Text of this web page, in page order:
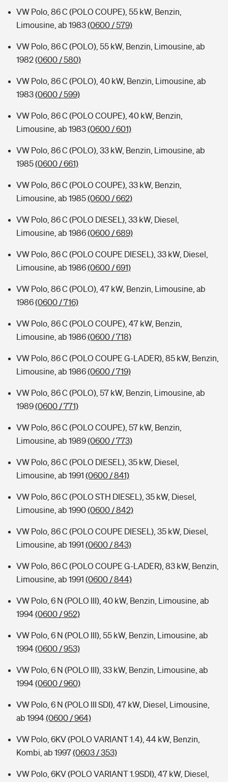
VW Polo, 86 C (POLO COUPE), 55 kW, Benzin,
Limousine, ab 1983(0600 / 579)
VW Polo, 86 C (POLO), 55 kW, Benzin, Limousine, ab
1982(0600 / 580)
VW Polo, 86 C (POLO), 40 kW, Benzin, Limousine, ab
1983(0600 / 599)
VW Polo, 86 C (POLO COUPE), 40 kW, Benzin,
Limousine, ab 1983(0600 / 601)
VW Polo, 86 C (POLO), 33 kW, Benzin, Limousine, ab
1985(0600 / 661)
VW Polo, 86 C (POLO COUPE), 33 kW, Benzin,
Limousine, ab 1985(0600 / 662)
VW Polo, 86 C (POLO DIESEL), 33 kW, Diesel,
Limousine, ab 1986(0600 / 689)
VW Polo, 86 C (POLO COUPE DIESEL), 33 kW, Diesel,
Limousine, ab 1986(0600 / 691)
VW Polo, 86 C (POLO), 47 kW, Benzin, Limousine, ab
1986(0600 / 716)
VW Polo, 86 C (POLO COUPE), 47 kW, Benzin,
Limousine, ab 1986(0600 / 718)
VW Polo, 86 C (POLO COUPE G-LADER), 85 kW, Benzin,
Limousine, ab 1986(0600 / 719)
VW Polo, 86 C (POLO), 57 kW, Benzin, Limousine, ab
1989(0600 / 771)
VW Polo, 86 C (POLO COUPE), 57 kW, Benzin,
Limousine, ab 1989(0600 / 773)
VW Polo, 86 C (POLO DIESEL), 35 kW, Diesel,
Limousine, ab 1991 (0600 / 841)
VW Polo, 86 C (POLO STH DIESEL), 35 kW, Diesel,
Limousine, ab 1990(0600 / 842)
VW Polo, 86 C (POLO COUPE DIESEL), 35 kW, Diesel,
Limousine, ab 1991 (0600 / 843)
VW Polo, 86 C (POLO COUPE G-LADER), 83 kW, Benzin,
Limousine, ab 1991 (0600 / 844)
VW Polo, 6 N (POLO III), 40 kW, Benzin, Limousine, ab
1994(0600 / 952)
VW Polo, 6 N (POLO III), 55 kW, Benzin, Limousine, ab
1994(0600 / 953)
VW Polo, 6 N (POLO III), 33 kW, Benzin, Limousine, ab
1994(0600 / 960)
VW Polo, 6 N (POLO III SDI), 47 kW, Diesel, Limousine,
ab 1994(0600 / 964)
VW Polo, 6KV (POLO VARIANT 1.4), 44 kW, Benzin,
Kombi, ab 1997(0603 / 353)
VW Polo, 6KV (POLO VARIANT 1.9SDI), 47 kW, Diesel,